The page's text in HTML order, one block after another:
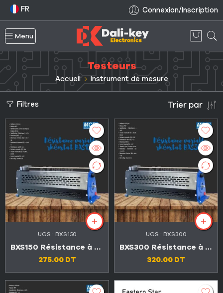
FR Connexion/Inscription
Menu
Testeurs
Accueil Instrument de mesure
Filtres Trier par
UGS : BXS150
BXS150 Résistance à glissière
275.00 DT
UGS : BXS300
BXS300 Résistance à glissière
320.00 DT